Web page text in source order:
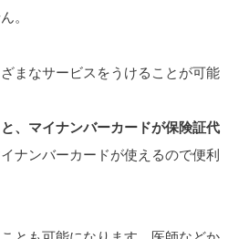
。
まなサービスをうけることが可能
、マイナンバーカードが保険証代
ナンバーカードが使えるので便利